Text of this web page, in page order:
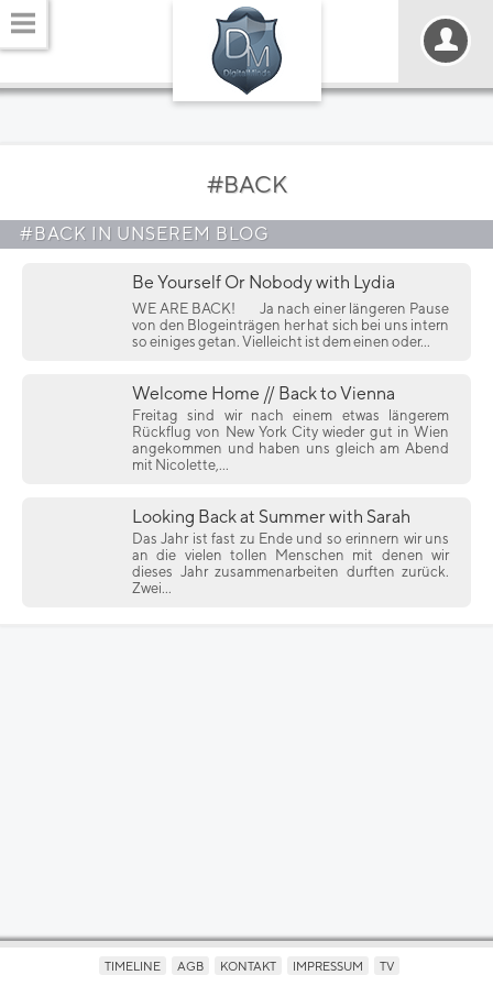
#BACK
#BACK IN UNSEREM BLOG
Be Yourself Or Nobody with Lydia
WE ARE BACK!
Ja nach einer längeren Pause
von den Blogeinträgen her hat sich bei uns intern
so einiges getan. Vielleicht ist dem einen oder...
Welcome Home // Back to Vienna
Freitag sind wir nach einem etwas längerem
Rückflug von New York City wieder gut in Wien
angekommen und haben uns gleich am Abend
mit Nicolette,...
Looking Back at Summer with Sarah
Das Jahr ist fast zu Ende und so erinnern wir uns
an die vielen tollen Menschen mit denen wir
dieses Jahr zusammenarbeiten durften zurück.
Zwei...
TIMELINE AGB KONTAKT IMPRESSUM TV